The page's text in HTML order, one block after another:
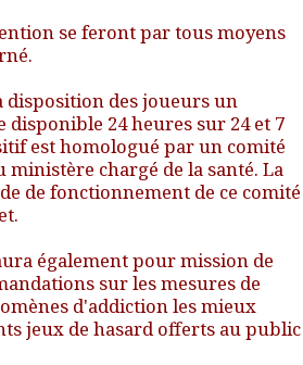
se feront par tous moyens
disposition des joueurs un
disponible 24 heures sur 24 et 7
est homologué par un comité
ministère chargé de la santé. La
de fonctionnement de ce comité
également pour mission de
sur les mesures de
d'addiction les mieux
jeux de hasard offerts au public